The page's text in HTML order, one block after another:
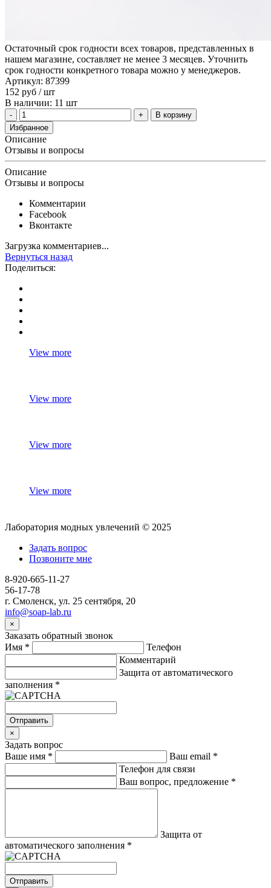
Остаточный срок годности всех товаров, представленных в
нашем магазине, составляет не менее 3 месяцев. Уточнить
срок годности конкретного товара можно у менеджеров.
Артикул: 87399
152 руб / шт
В наличии: 11 шт
В корзину
Избранное
Описание
Отзывы и вопросы
Описание
Отзывы и вопросы
Комментарии
Facebook
Вконтакте
Загрузка комментариев...
Вернуться назад
Поделиться:
View more
View more
View more
View more
Лаборатория модных увлечений © 2025
Задать вопрос
Позвоните мне
8-920-665-11-27
56-17-78
г. Смоленск, ул. 25 сентября, 20
info@soap-lab.ru
×
Заказать обратный звонок
Имя *
Телефон
Комментарий
Защита от автоматического
заполнения *
Отправить
×
Задать вопрос
Ваше имя * Ваш email *
Телефон для связи
Ваш вопрос, предложение *
Защита от
автоматического заполнения *
Отправить